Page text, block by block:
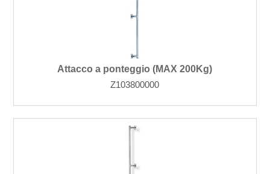
Attacco a ponteggio (MAX 200Kg)
Z103800000